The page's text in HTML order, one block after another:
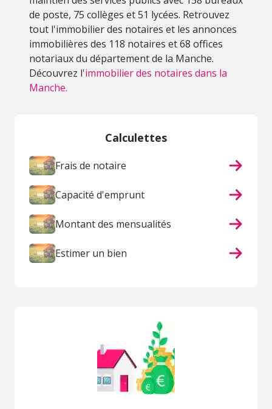
de poste, 75 collèges et 51 lycées. Retrouvez
tout l'immobilier des notaires et les annonces
immobilières des 118 notaires et 68 offices
notariaux du département de la Manche.
Découvrez l'immobilier des notaires dans la
Manche.
Calculettes
Frais de notaire
Capacité d'emprunt
Montant des mensualités
Estimer un bien